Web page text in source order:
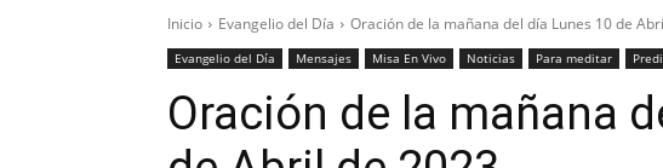
Inicio Evangelio del Día Oración de la mañana del día Lunes 10 de
Evangelio del Día Mensajes Misa En Vivo Noticias Para meditar
Oración de la mañana